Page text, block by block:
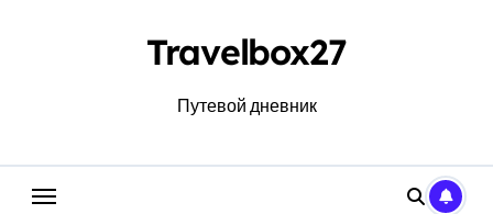
Travelbox27
Путевой дневник